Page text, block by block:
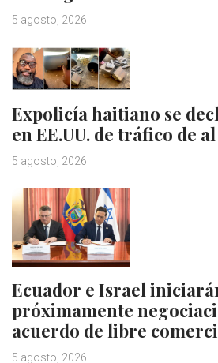
5 agosto, 2026
Expolicía haitiano se
en EE.UU. de tráfico de
5 agosto, 2026
Ecuador e Israel
próximamente
acuerdo de libre
5 agosto, 2026